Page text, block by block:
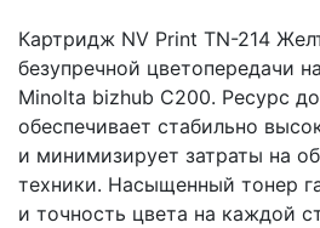
Картридж NV Print TN-214
безупречной цветопередачи
Minolta bizhub C200. Ресурс
обеспечивает стабильно
и минимизирует затраты на
техники. Насыщенный тонер
и точность цвета на каждой